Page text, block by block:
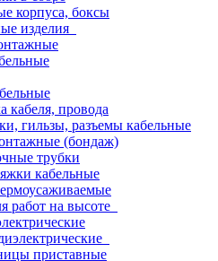
корпуса, боксы
изделия
кабеля, провода
гильзы, разъемы кабельные
(бондаж)
трубки
кабельные
работ на высоте
приставные